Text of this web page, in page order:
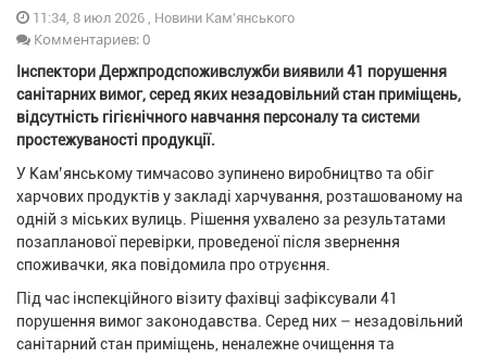
11:34, 8 июл 2026 , Новини Кам'янського
Комментариев: 0
Інспектори Держпродспоживслужби виявили 41 порушення
санітарних вимог, серед яких незадовільний стан приміщень,
відсутність гігієнічного навчання персоналу та системи
простежуваності продукції.
У Кам’янському тимчасово зупинено виробництво та обіг
харчових продуктів у закладі харчування, розташованому на
одній з міських вулиць. Рішення ухвалено за результатами
позапланової перевірки, проведеної після звернення
споживачки, яка повідомила про отруєння.
Під час інспекційного візиту фахівці зафіксували 41
порушення вимог законодавства. Серед них – незадовільний
санітарний стан приміщень, неналежне очищення та